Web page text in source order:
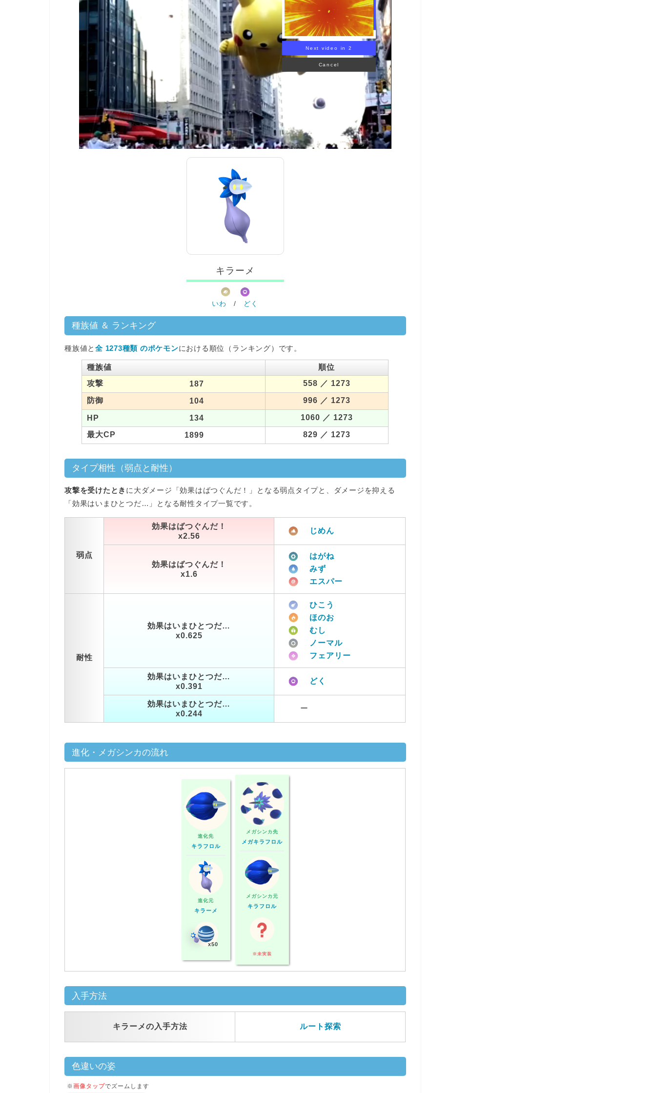
Next video in 1
Cancel
キラーメ
いわ / どく
種族値 ＆ ランキング
種族値と全 1273種類 のポケモンにおける順位（ランキング）です。
種族値
順位
攻撃
187 558 ／ 1273
防御 104 996 ／ 1273
HP 134 1060 ／ 1273
最大CP 1899 829 ／ 1273
タイプ相性（弱点と耐性）
攻撃を受けたとき に大ダメージ「効果はばつぐんだ！」となる弱点タイプと、ダメージを抑える
「効果はいまひとつだ…」となる耐性タイプ一覧です。
弱点
効果はばつぐんだ！
x2.56
じめん
効果はばつぐんだ！
x1.6
はがね
みず
エスパー
耐性
効果はいまひとつだ…
x0.625
ひこう
ほのお
むし
ノーマル
フェアリー
効果はいまひとつだ…
x0.391
どく
効果はいまひとつだ…
x0.244
ー
進化・メガシンカの流れ
進化先
キラフロル
進化元
キラーメ
x50
メガシンカ先
メガキラフロル
メガシンカ元
キラフロル
※未実装
入手方法
キラーメの入手方法 ルート探索
色違いの姿
※画像タップでズームします